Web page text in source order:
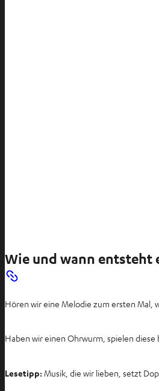
Wie und wann entsteht
Hören wir eine Melodie zum ersten Mal,
Haben wir einen Ohrwurm, spielen
Lesetipp:Musik, die wir lieben, setzt